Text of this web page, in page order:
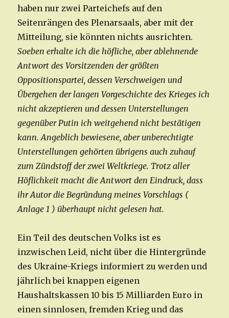
haben nur zwei Parteichefs auf den
Seitenrängen des Plenarsaals, aber mit der
Mitteilung, sie könnten nichts ausrichten.
Soeben erhalte ich die höfliche, aber ablehnende
Antwort des Vorsitzenden der größten
Oppositionspartei, dessen Verschweigen und
Übergehen der langen Vorgeschichte des Krieges ich
nicht akzeptieren und dessen Unterstellungen
gegenüber Putin ich weitgehend nicht bestätigen
kann. Angeblich bewiesene, aber unberechtigte
Unterstellungen gehörten übrigens auch zuhauf
zum Zündstoff der zwei Weltkriege. Trotz aller
Höflichkeit macht die Antwort den Eindruck, dass
ihr Autor die Begründung meines Vorschlags (
Anlage 1 ) überhaupt nicht gelesen hat.
Ein Teil des deutschen Volks ist es
inzwischen Leid, nicht über die Hintergründe
des Ukraine-Kriegs informiert zu werden und
jährlich bei knappen eigenen
Haushaltskassen 10 bis 15 Milliarden Euro in
einen sinnlosen, fremden Krieg und das